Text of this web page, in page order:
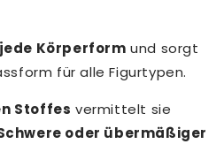
Körperform und sorgt
für alle Figurtypen.
Stoffes vermittelt sie
oder übermäßiger